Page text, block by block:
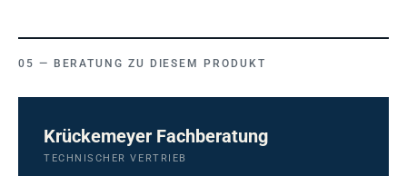
BERATUNG ZU DIESEM PRODUKT
Krückemeyer Fachberatung
TECHNISCHER VERTRIEB